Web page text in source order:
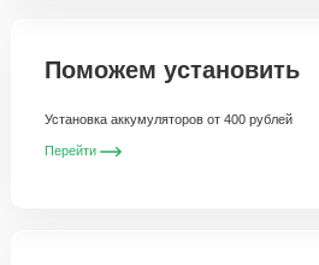
Поможем установить
Установка аккумуляторов от 400 рублей
Перейти